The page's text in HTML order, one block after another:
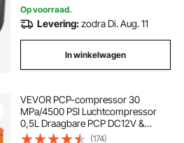
Op voorraad.
Levering:zodra Di. Aug. 11
In winkelwagen
VEVOR PCP-compressor 30
MPa/4500 PSI Luchtcompressor
0,5L Draagbare PCP DC12V &
AC115V Compressor 25 min.
(174)